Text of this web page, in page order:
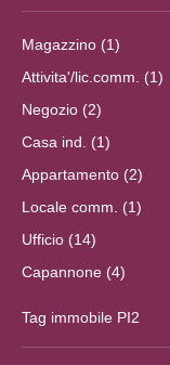
Magazzino (1)
Attivita'/lic.comm. (1)
Negozio (2)
Casa ind. (1)
Appartamento (2)
Locale comm. (1)
Ufficio (14)
Capannone (4)
Tag immobile PI2